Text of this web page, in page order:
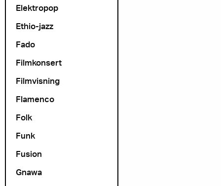
Elektropop
Ethio-jazz
Fado
Filmkonsert
Filmvisning
Flamenco
Folk
Funk
Fusion
Gnawa